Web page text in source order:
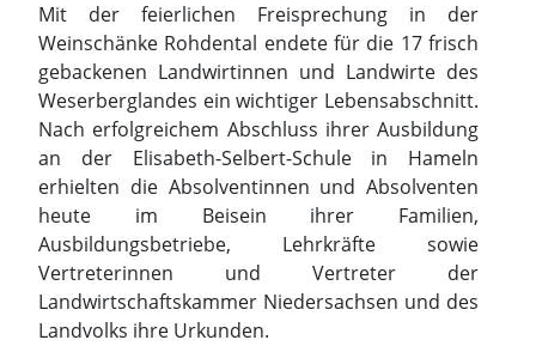
Mit der feierlichen Freisprechung in der
Weinschänke Rohdental endete für die 17 frisch
gebackenen Landwirtinnen und Landwirte des
Weserberglandes ein wichtiger Lebensabschnitt.
Nach erfolgreichem Abschluss ihrer Ausbildung
an der Elisabeth-Selbert-Schule in Hameln
erhielten die Absolventinnen und Absolventen
heute im Beisein ihrer Familien,
Ausbildungsbetriebe, Lehrkräfte sowie
Vertreterinnen und Vertreter der
Landwirtschaftskammer Niedersachsen und des
Landvolks ihre Urkunden.